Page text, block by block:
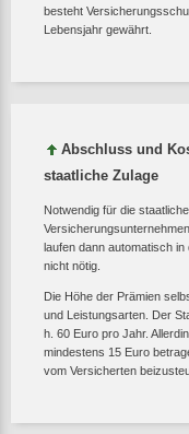
besteht
Lebensjahr gewährt.
Abschluss und
staatliche Zulage
Notwendig für die
laufen dann automatisch
nicht nötig.
Die Höhe der Prämien
und Leistungsarten. Der
h. 60 Euro pro Jahr.
mindestens 15 Euro
vom Versicherten